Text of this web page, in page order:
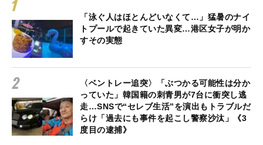
「泳ぐ人はほとんどいなくて…」猛暑のナイ
トプールで起きていた異変…港区女子が明か
すその実態
〈ベントレー追突〉「ぶつかる可能性は分か
っていた」韓国籍の刺青男が7台に衝突し逃
走…SNSで“セレブ生活”を演出もトラブルだ
らけ「過去にも事件を起こし警察沙汰」《3
度目の逮捕》